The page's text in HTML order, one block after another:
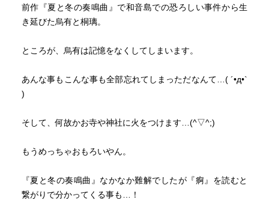
前作『夏と冬の奏鳴曲』で和音島での恐ろしい事件から生
き延びた烏有と桐璃。
ところが、烏有は記憶をなくしてしまいます。
あんな事もこんな事も全部忘れてしまっただなんて…( ´•д•`
)
そして、何故かお寺や神社に火をつけます…(^▽^;)
もうめっちゃおもろいやん。
『夏と冬の奏鳴曲』なかなか難解でしたが『痾』を読むと
繋がりで分かってくる事も…！